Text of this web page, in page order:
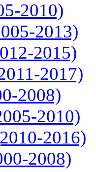
2010)
2013)
2015)
2017)
2008)
2010)
2016)
2008)